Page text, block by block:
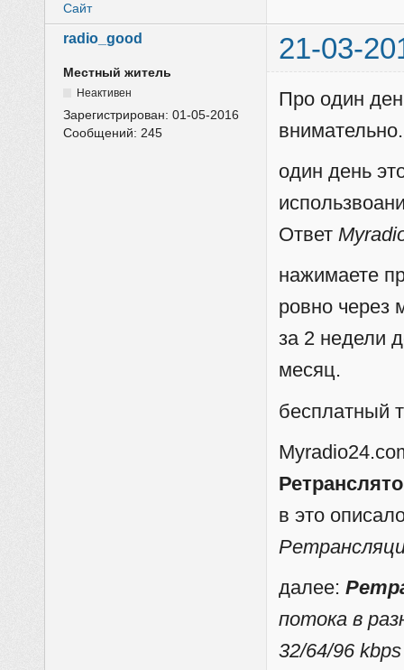
Сайт
radio_good 21-03-
Местный житель
Неактивен
Зарегистрирован:01-05-2016
Сообщений:245
Про один
внимательно.
один день
Ответ
нажимаете
ровно через
за 2 недели
месяц.
бесплатный
в это
далее:
потока в
32/64/96